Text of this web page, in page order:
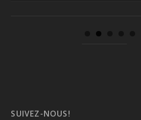
SUIVEZ-NOUS!